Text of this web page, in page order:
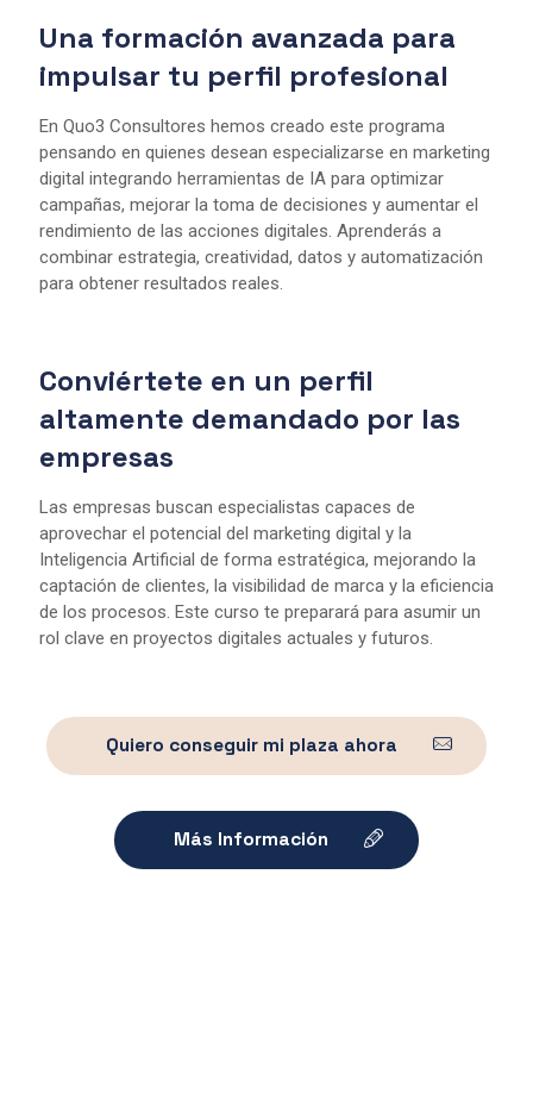
Una formación avanzada para
impulsar tu perfil profesional
En Quo3 Consultores hemos creado este programa
pensando en quienes desean especializarse en marketing
digital integrando herramientas de IA para optimizar
campañas, mejorar la toma de decisiones y aumentar el
rendimiento de las acciones digitales. Aprenderás a
combinar estrategia, creatividad, datos y automatización
para obtener resultados reales.
Conviértete en un perfil
altamente demandado por las
empresas
Las empresas buscan especialistas capaces de
aprovechar el potencial del marketing digital y la
Inteligencia Artificial de forma estratégica, mejorando la
captación de clientes, la visibilidad de marca y la eficiencia
de los procesos. Este curso te preparará para asumir un
rol clave en proyectos digitales actuales y futuros.
Quiero conseguir mi plaza ahora
Más Información